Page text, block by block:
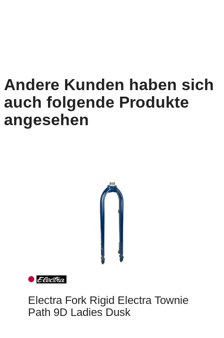
Andere Kunden haben sich
auch folgende Produkte
angesehen
Electra Fork Rigid Electra Townie
Path 9D Ladies Dusk